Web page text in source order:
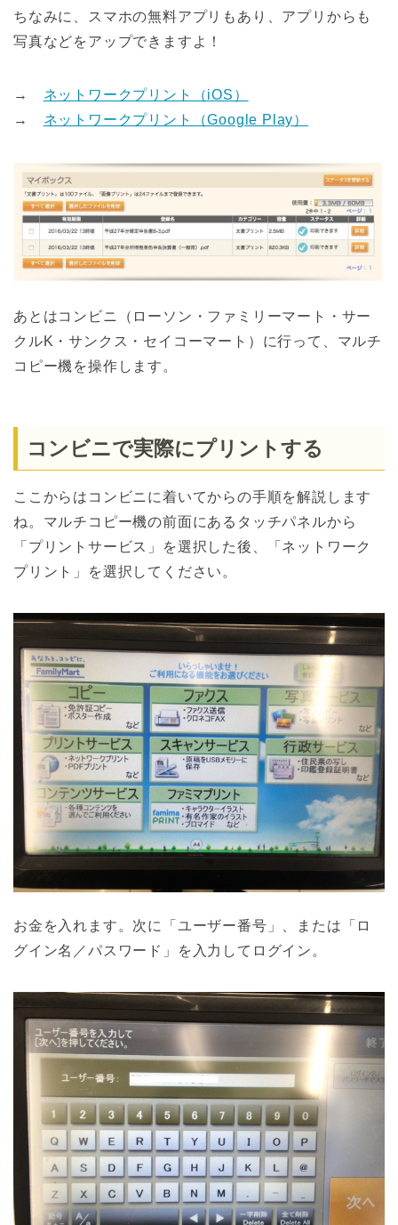
ちなみに、スマホの無料アプリもあり、アプリからも
写真などをアップできますよ！
→ ネットワークプリント（iOS）
→ ネットワークプリント（Google Play）
あとはコンビニ（ローソン・ファミリーマート・サー
クルK・サンクス・セイコーマート）に行って、マルチ
コピー機を操作します。
コンビニで実際にプリントする
ここからはコンビニに着いてからの手順を解説します
ね。マルチコピー機の前面にあるタッチパネルから
「プリントサービス」を選択した後、「ネットワーク
プリント」を選択してください。
お金を入れます。次に「ユーザー番号」、または「ロ
グイン名／パスワード」を入力してログイン。